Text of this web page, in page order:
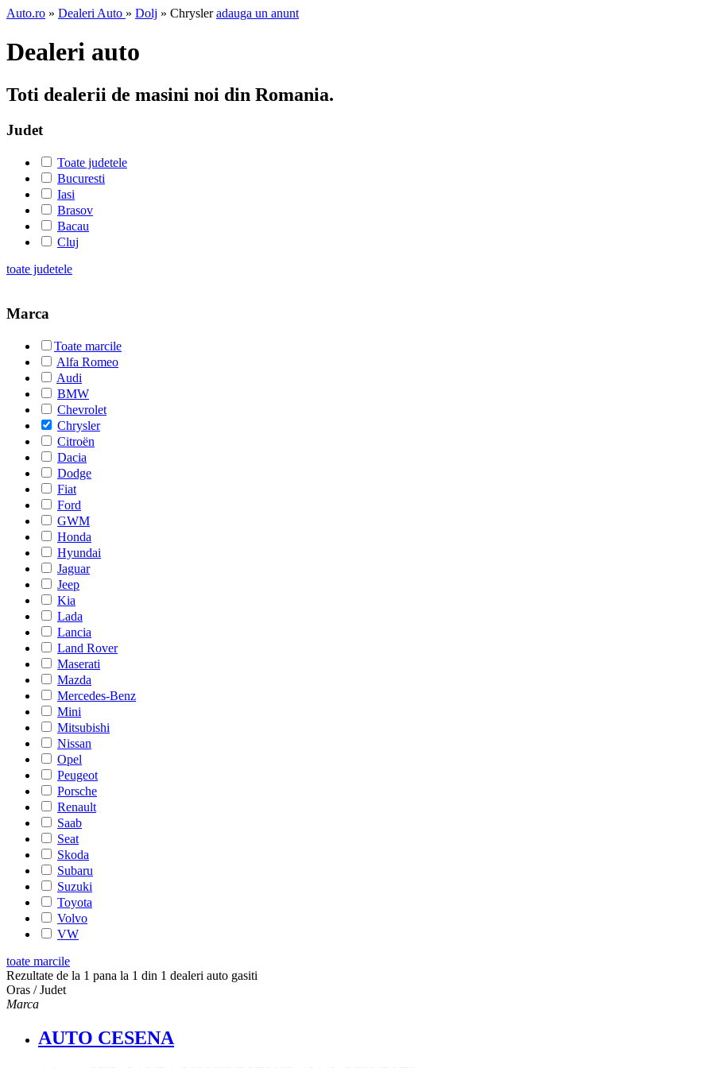
Auto.ro » Dealeri Auto » Dolj » Chrysleradauga un anunt
Dealeri auto
Toti dealerii de masini noi din Romania.
Judet
Toate judetele
Bucuresti
Iasi
Brasov
Bacau
Cluj
toate judetele
Marca
Toate marcile
Alfa Romeo
Audi
BMW
Chevrolet
Chrysler
Citroën
Dacia
Dodge
Fiat
Ford
GWM
Honda
Hyundai
Jaguar
Jeep
Kia
Lada
Lancia
Land Rover
Maserati
Mazda
Mercedes-Benz
Mini
Mitsubishi
Nissan
Opel
Peugeot
Porsche
Renault
Saab
Seat
Skoda
Subaru
Suzuki
Toyota
Volvo
VW
toate marcile
Rezultate de la 1 pana la 1 din 1 dealeri auto gasiti
Oras / Judet
Marca
AUTO CESENA